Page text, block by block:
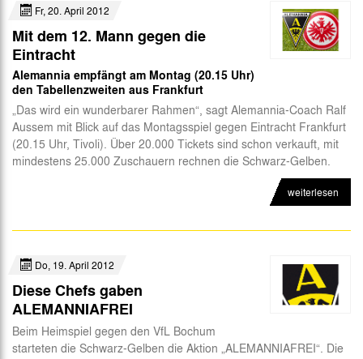
Fr, 20. April 2012
Mit dem 12. Mann gegen die
Eintracht
Alemannia empfängt am Montag (20.15 Uhr)
den Tabellenzweiten aus Frankfurt
„Das wird ein wunderbarer Rahmen“, sagt Alemannia-Coach Ralf
Aussem mit Blick auf das Montagsspiel gegen Eintracht Frankfurt
(20.15 Uhr, Tivoli). Über 20.000 Tickets sind schon verkauft, mit
mindestens 25.000 Zuschauern rechnen die Schwarz-Gelben.
weiterlesen
Do, 19. April 2012
Diese Chefs gaben
ALEMANNIAFREI
Beim Heimspiel gegen den VfL Bochum
starteten die Schwarz-Gelben die Aktion „ALEMANNIAFREI“. Die